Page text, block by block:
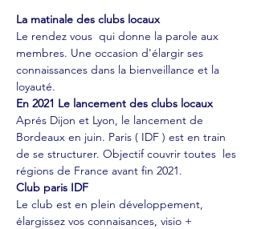
La matinale des clubs locaux
Le rendez vous  qui donne la parole aux
membres. Une occasion d'élargir ses
connaissances dans la bienveillance et la
loyauté.
En 2021 Le lancement des clubs locaux
Aprés Dijon et Lyon, le lancement de
Bordeaux en juin. Paris ( IDF ) est en train
de se structurer. Objectif couvrir toutes  les
régions de France avant fin 2021.
Club paris IDF
Le club est en plein développement,
élargissez vos connaisances, visio +